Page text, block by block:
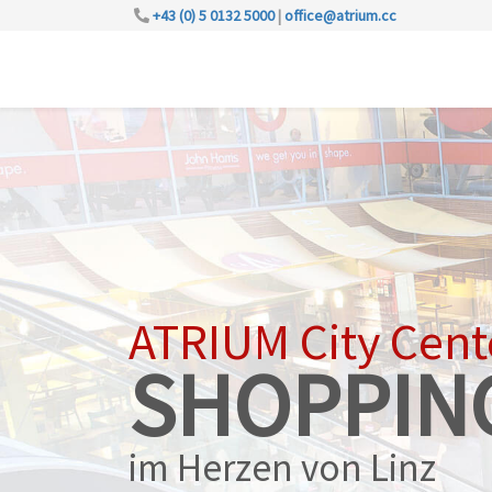
+43 (0) 5 0132 5000|office@atrium.cc
ATRIUM City
im Herzen von Linz